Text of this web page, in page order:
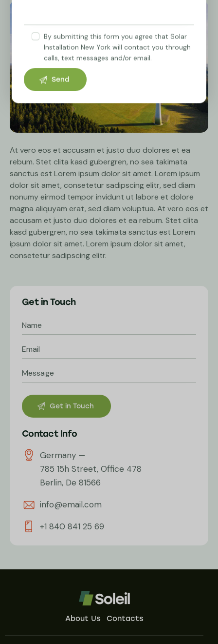
At vero eos et accusam et justo duo dolores et ea
rebum. Stet clita kasd gubergren, no sea takimata
sanctus est Lorem ipsum dolor sit amet. Lorem ipsum
dolor sit amet, consetetur sadipscing elitr, sed diam
nonumy eirmod tempor invidunt ut labore et dolore
magna aliquyam erat, sed diam voluptua. At vero eos et
accusam et justo duo dolores et ea rebum. Stet clita
kasd gubergren, no sea takimata sanctus est Lorem
ipsum dolor sit amet. Lorem ipsum dolor sit amet,
consetetur sadipscing elitr.
Get in Touch
Contact Info
Germany —
785 15h Street, Office 478
Berlin, De 81566
info@email.com
+1 840 841 25 69
About Us Contacts
By submitting this form you agree that Solar
Installation New York will contact you through
calls, text messages and/or email.